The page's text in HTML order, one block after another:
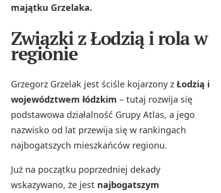
majątku Grzelaka.
Związki z Łodzią i rola w
regionie
Grzegorz Grzelak jest ściśle kojarzony zŁodzią i
województwem łódzkim – tutaj rozwija się
podstawowa działalność Grupy Atlas, a jego
nazwisko od lat przewija się w rankingach
najbogatszych mieszkańców regionu.
Już na początku poprzedniej dekady
wskazywano, że jest najbogatszym